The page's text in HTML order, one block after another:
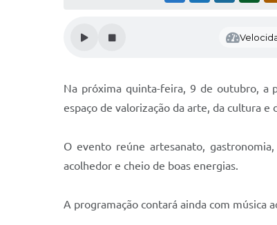
Na próxima quinta-feira, 9 de outubro, a
espaço de valorização da arte, da cultura e
O evento reúne artesanato,
acolhedor e cheio de boas energias.
A programação contará ainda com